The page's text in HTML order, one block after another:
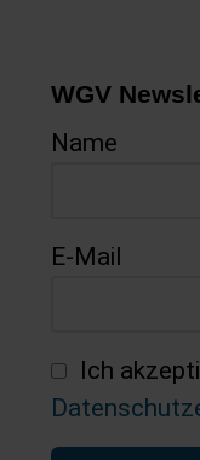
WGV
Name
E-Mail
Ich